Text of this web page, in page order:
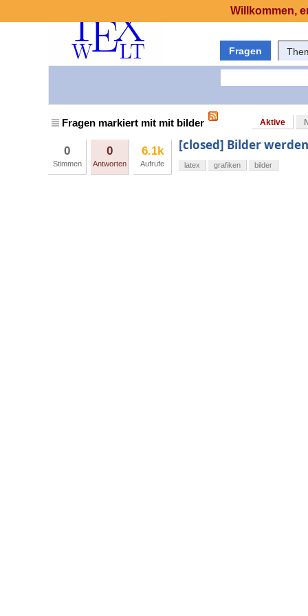
Fragen
Fragen markiert mit mit bilder Aktive
0
Stimmen
0
Antworten
6.1k
Aufrufe
[closed] Bilder
latex grafiken bilder
Willkommen,